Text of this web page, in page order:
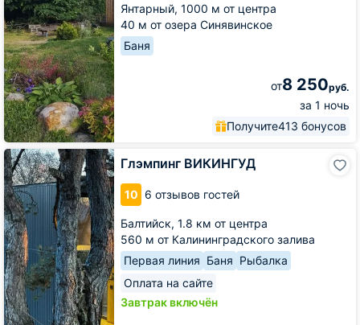
Янтарный, 1000 м от центра
40 м от озера Синявинское
Баня
от8 250руб.
за 1 ночь
Получите413 бонусов
Глэмпинг ВИКИНГУД
10 6 отзывов гостей
Балтийск, 1.8 км от центра
560 м от Калининградского залива
Первая линия Баня Рыбалка
Оплата на сайте
Завтрак включён
Глэмпинг
ВИКИНГУД